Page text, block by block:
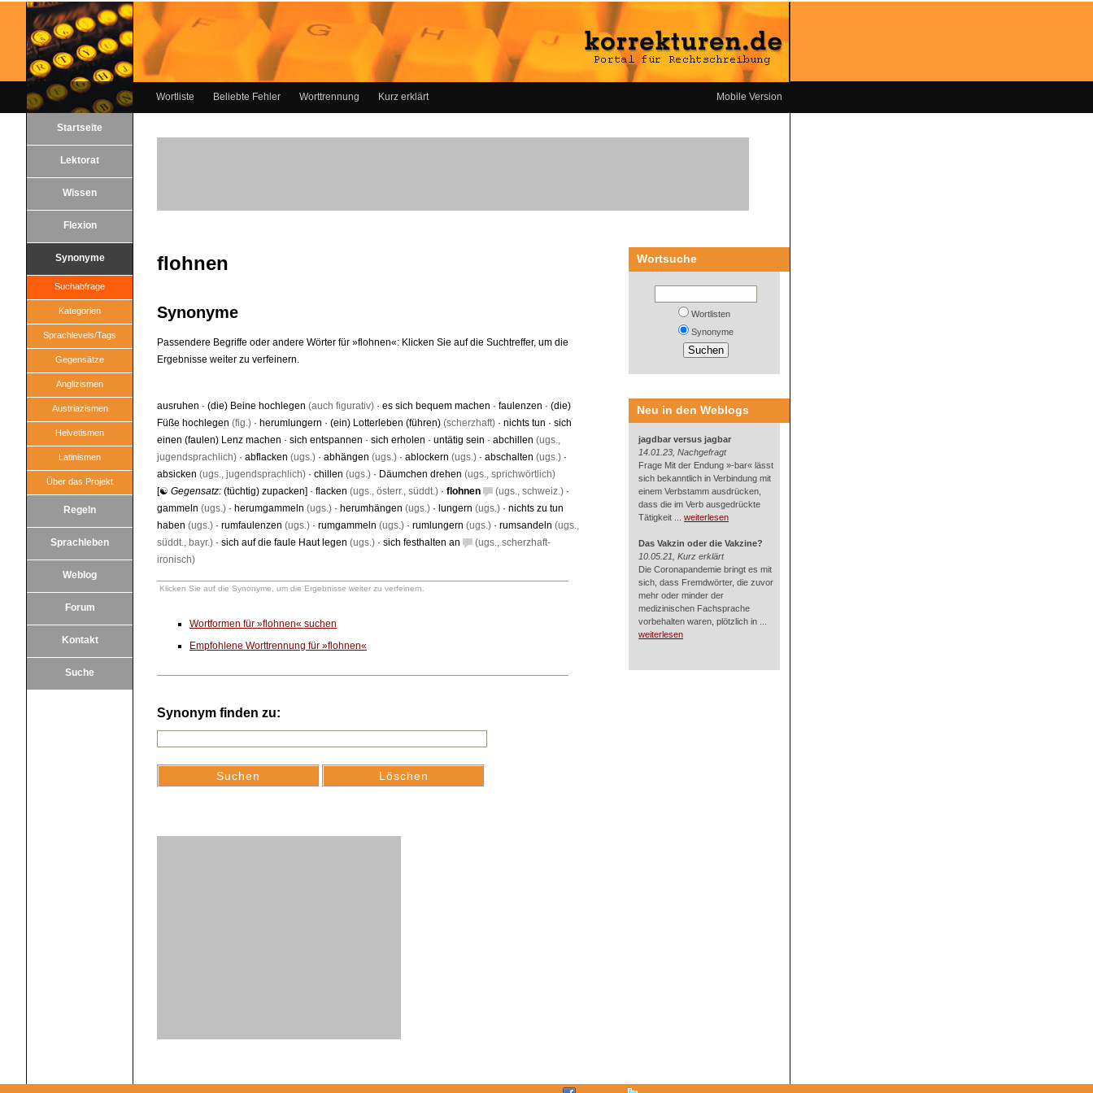
Wortliste Beliebte Fehler Worttrennung Kurz erklärt Mobile Version
Startseite
Lektorat
Wissen
Flexion
Synonyme
Suchabfrage
Kategorien
Sprachlevels/Tags
Gegensätze
Anglizismen
Austriazismen
Helvetismen
Latinismen
Über das Projekt
Regeln
Sprachleben
Weblog
Forum
Kontakt
Suche
flohnen
Synonyme
Passendere Begriffe oder andere Wörter für »flohnen«: Klicken Sie auf die Suchtreffer, um die
Ergebnisse weiter zu verfeinern.
ausruhen · (die) Beine hochlegen (auch figurativ) · es sich bequem machen · faulenzen · (die)
Füße hochlegen (fig.) · herumlungern · (ein) Lotterleben (führen) (scherzhaft) · nichts tun · sich
einen (faulen) Lenz machen · sich entspannen · sich erholen · untätig sein · abchillen (ugs.,
jugendsprachlich) · abflacken (ugs.) · abhängen (ugs.) · ablockern (ugs.) · abschalten (ugs.) ·
absicken (ugs., jugendsprachlich) · chillen (ugs.) · Däumchen drehen (ugs., sprichwörtlich)
[☯ Gegensatz: (tüchtig) zupacken] · flacken (ugs., österr., süddt.) · flohnen (ugs., schweiz.) ·
gammeln (ugs.) · herumgammeln (ugs.) · herumhängen (ugs.) · lungern (ugs.) · nichts zu tun
haben (ugs.) · rumfaulenzen (ugs.) · rumgammeln (ugs.) · rumlungern (ugs.) · rumsandeln (ugs.,
süddt., bayr.) · sich auf die faule Haut legen (ugs.) · sich festhalten an
(ugs., scherzhaft-
ironisch)
Klicken Sie auf die Synonyme, um die Ergebnisse weiter zu verfeinern.
Wortformen für »flohnen« suchen
Empfohlene Worttrennung für »flohnen«
Synonym finden zu:
Wortsuche
Wortlisten
Synonyme
Neu in den Weblogs
jagdbar versus jagbar
14.01.23, Nachgefragt
Frage Mit der Endung »-bar« lässt
sich bekanntlich in Verbindung mit
einem Verbstamm ausdrücken,
dass die im Verb ausgedrückte
Tätigkeit ... weiterlesen
Das Vakzin oder die Vakzine?
10.05.21, Kurz erklärt
Die Coronapandemie bringt es mit
sich, dass Fremdwörter, die zuvor
mehr oder minder der
medizinischen Fachsprache
vorbehalten waren, plötzlich in ...
weiterlesen